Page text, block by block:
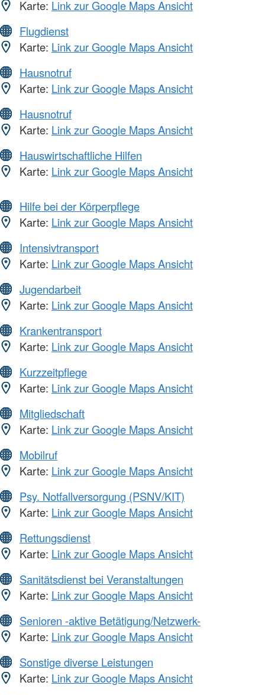
Karte: Link zur Google Maps Ansicht
Flugdienst
Karte: Link zur Google Maps Ansicht
Hausnotruf
Karte: Link zur Google Maps Ansicht
Hausnotruf
Karte: Link zur Google Maps Ansicht
Hauswirtschaftliche Hilfen
Karte: Link zur Google Maps Ansicht
Hilfe bei der Körperpflege
Karte: Link zur Google Maps Ansicht
Intensivtransport
Karte: Link zur Google Maps Ansicht
Jugendarbeit
Karte: Link zur Google Maps Ansicht
Krankentransport
Karte: Link zur Google Maps Ansicht
Kurzzeitpflege
Karte: Link zur Google Maps Ansicht
Mitgliedschaft
Karte: Link zur Google Maps Ansicht
Mobilruf
Karte: Link zur Google Maps Ansicht
Psy. Notfallversorgung (PSNV/KIT)
Karte: Link zur Google Maps Ansicht
Rettungsdienst
Karte: Link zur Google Maps Ansicht
Sanitätsdienst bei Veranstaltungen
Karte: Link zur Google Maps Ansicht
Senioren -aktive Betätigung/Netzwerk-
Karte: Link zur Google Maps Ansicht
Sonstige diverse Leistungen
Karte: Link zur Google Maps Ansicht